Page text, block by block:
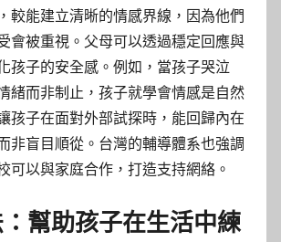
較能建立清晰的情感界線，因為他們
會被重視。父母可以透過穩定回應與
孩子的安全感。例如，當孩子哭泣
緒而非制止，孩子就學會情感是自然
孩子在面對外部試探時，能回歸內在
非盲目順從。台灣的輔導體系也強調
可以與家庭合作，打造支持網絡。
幫助孩子在生活中練